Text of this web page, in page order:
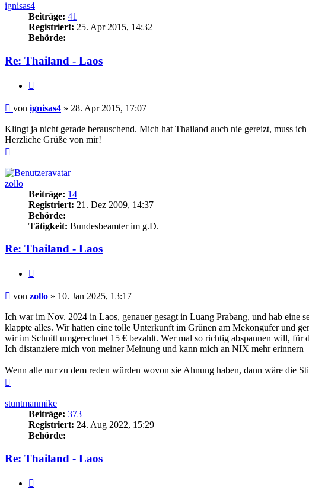
ignisas4
Beiträge: 41
Registriert: 25. Apr 2015, 14:32
Behörde:
Re: Thailand - Laos
Beitrag
von ignisas4 » 28. Apr 2015, 17:07
Klingt ja nicht gerade berauschend. Mich hat Thailand auch nie gereizt, muss
Herzliche Grüße von mir!
zollo
Beiträge: 14
Registriert: 21. Dez 2009, 14:37
Behörde:
Tätigkeit: Bundesbeamter im g.D.
Re: Thailand - Laos
Beitrag
von zollo » 10. Jan 2025, 13:17
Ich war im Nov. 2024 in Laos, genauer gesagt in Luang Prabang, und hab eine
klappte alles. Wir hatten eine tolle Unterkunft im Grünen am Mekongufer und
wir im Schnitt umgerechnet 15 € bezahlt. Wer mal so richtig abspannen will, für
Ich distanziere mich von meiner Meinung und kann mich an NIX mehr erinnern
Wenn alle nur zu dem reden würden wovon sie Ahnung haben, dann wäre die
stuntmanmike
Beiträge: 373
Registriert: 24. Aug 2022, 15:29
Behörde:
Re: Thailand - Laos